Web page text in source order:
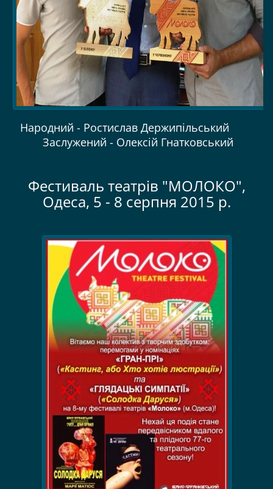
Народний - Ростислав Держипільський
Заслужений - Олексій Гнатковський
Фестиваль театрів "МОЛОКО",
Одеса, 5 - 8 серпня 2015 р.